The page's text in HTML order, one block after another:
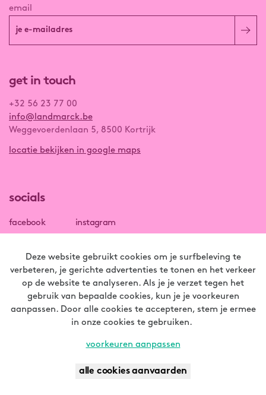
email
get in touch
+32 56 23 77 00
info@landmarck.be
Weggevoerdenlaan 5, 8500 Kortrijk
locatie bekijken in google maps
socials
facebook
instagram
privacybeleid copyright © 2024
JOUW BEURS OF EVENT OP
Deze website gebruikt cookies om je surfbeleving te
verbeteren, je gerichte advertenties te tonen en het verkeer
op de website te analyseren. Als je je verzet tegen het
gebruik van bepaalde cookies, kun je je voorkeuren
aanpassen. Door alle cookies te accepteren, stem je ermee
in onze cookies te gebruiken.
voorkeuren aanpassen
alle cookies aanvaarden